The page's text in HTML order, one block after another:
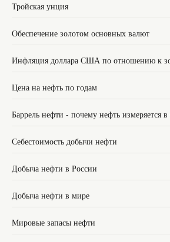
Тройская унция
Обеспечение золотом основных валют
Инфляция доллара США по отношению к
Цена на нефть по годам
Баррель нефти - почему нефть измеряется в
Себестоимость добычи нефти
Добыча нефти в России
Добыча нефти в мире
Мировые запасы нефти